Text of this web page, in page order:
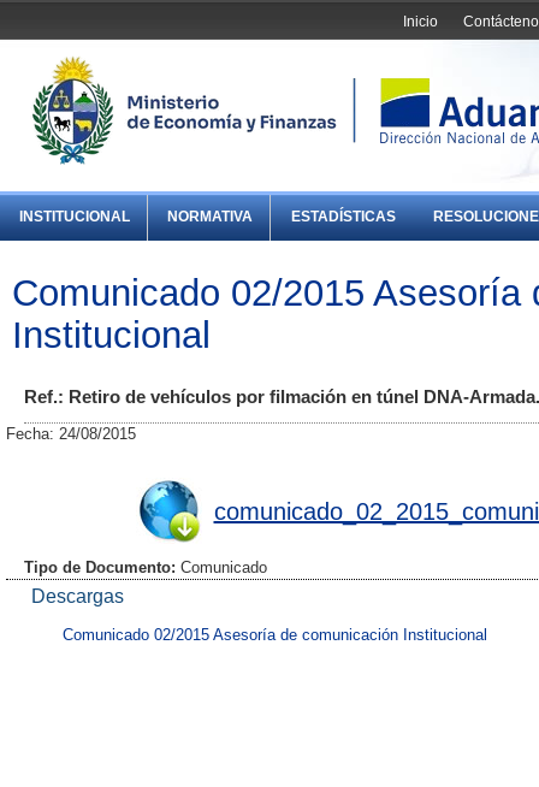
Inicio
INSTITUCIONAL NORMATIVA ESTADÍSTICAS
Comunicado 02/2015 Asesoría
Institucional
Ref.: Retiro de vehículos por filmación en túnel DNA-Armada.
Fecha: 24/08/2015
Tipo de Documento: Comunicado
Descargas
Comunicado 02/2015 Asesoría de comunicación Institucional